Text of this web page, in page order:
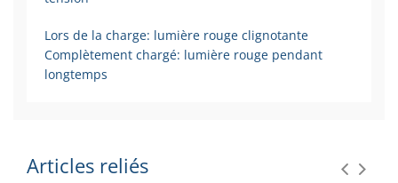
Lors de la charge: lumière rouge clignotante
Complètement chargé: lumière rouge pendant
longtemps
Articles reliés